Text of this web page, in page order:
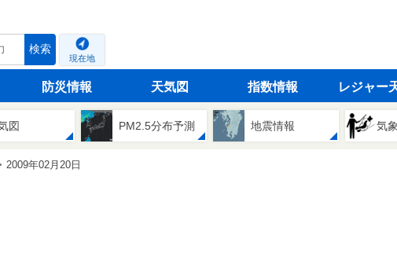
検索
現在地
防災情報 天気図 指数情報 レジャー
図 PM2.5分布予測 地震情報 気
2009年02月20日